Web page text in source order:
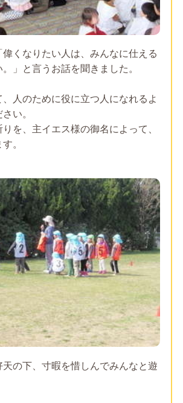
くなりたい人は、みんなに仕える
」と言うお話を聞きました。
、人のために役に立つ人になれるよ
い。
を、主イエス様の御名によって、
。
の下、寸暇を惜しんでみんなと遊